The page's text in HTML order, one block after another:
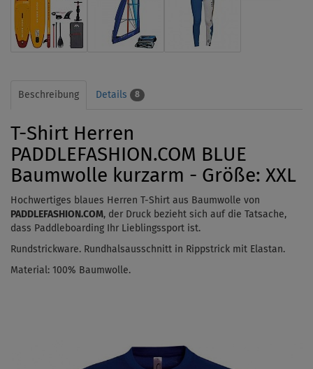
Beschreibung Details 8
T-Shirt Herren
PADDLEFASHION.COM BLUE
Baumwolle kurzarm - Größe: XXL
Hochwertiges blaues Herren T-Shirt aus Baumwolle von
PADDLEFASHION.COM, der Druck bezieht sich auf die Tatsache,
dass Paddleboarding Ihr Lieblingssport ist.
Rundstrickware. Rundhalsausschnitt in Rippstrick mit Elastan.
Material: 100% Baumwolle.